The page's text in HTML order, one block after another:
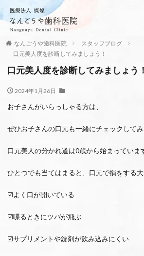
なんごうや歯科医院
スタッフブログ
口元美人度を診断してみましょう！
口元美人度を診断してみましょう！
2024年1月26日
お子さんがいらっしゃる方は、
ぜひお子さんの口元も一緒にチェックしてみ
口元美人の分かれ道は0歳から始まっていま
ひとつでも当てはまると、口元で損をする大
☑️よく口が開いている
☑️喋るときにツバが飛ぶ
☑️サプリメントや錠剤が飲み込みにくい